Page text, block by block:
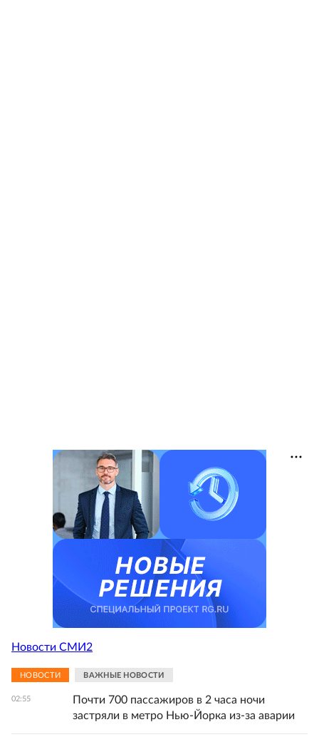
Новости СМИ2
НОВОСТИ ВАЖНЫЕ НОВОСТИ
02:55
Почти 700 пассажиров в 2 часа ночи
застряли в метро Нью-Йорка из-за аварии